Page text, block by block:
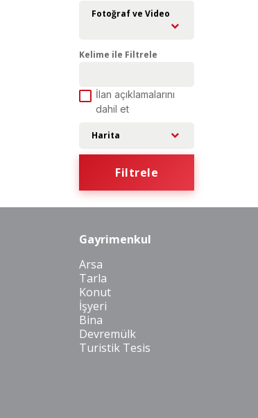
Fotoğraf ve Video
Kelime ile Filtrele
İlan açıklamalarını
dahil et
Harita
Filtrele
Gayrimenkul
Arsa
Tarla
Konut
İşyeri
Bina
Devremülk
Turistik Tesis